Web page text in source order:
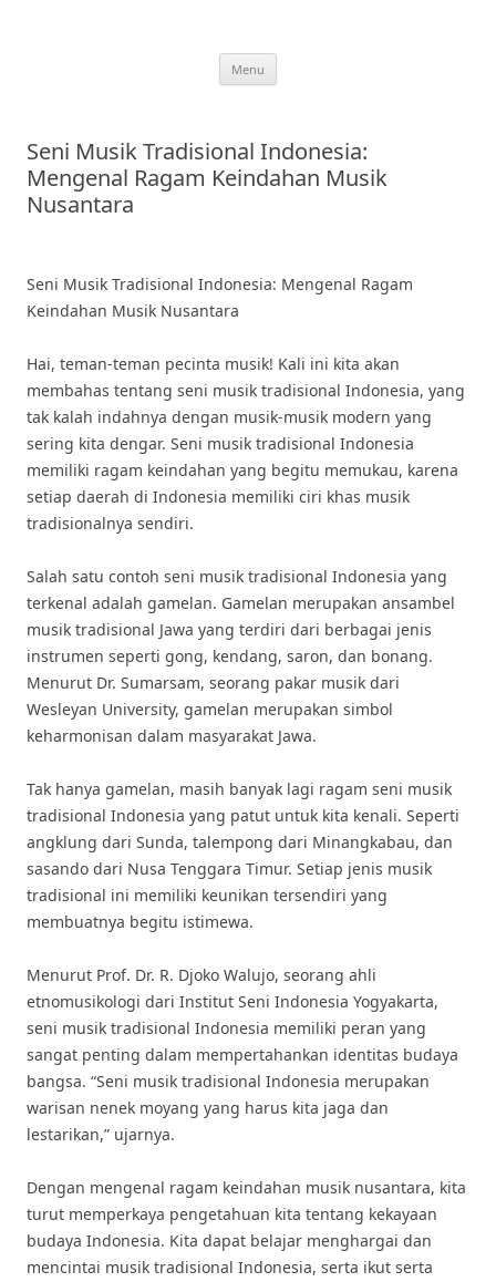
Menu
Seni Musik Tradisional Indonesia:
Mengenal Ragam Keindahan Musik
Nusantara
Seni Musik Tradisional Indonesia: Mengenal Ragam
Keindahan Musik Nusantara
Hai, teman-teman pecinta musik! Kali ini kita akan
membahas tentang seni musik tradisional Indonesia, yang
tak kalah indahnya dengan musik-musik modern yang
sering kita dengar. Seni musik tradisional Indonesia
memiliki ragam keindahan yang begitu memukau, karena
setiap daerah di Indonesia memiliki ciri khas musik
tradisionalnya sendiri.
Salah satu contoh seni musik tradisional Indonesia yang
terkenal adalah gamelan. Gamelan merupakan ansambel
musik tradisional Jawa yang terdiri dari berbagai jenis
instrumen seperti gong, kendang, saron, dan bonang.
Menurut Dr. Sumarsam, seorang pakar musik dari
Wesleyan University, gamelan merupakan simbol
keharmonisan dalam masyarakat Jawa.
Tak hanya gamelan, masih banyak lagi ragam seni musik
tradisional Indonesia yang patut untuk kita kenali. Seperti
angklung dari Sunda, talempong dari Minangkabau, dan
sasando dari Nusa Tenggara Timur. Setiap jenis musik
tradisional ini memiliki keunikan tersendiri yang
membuatnya begitu istimewa.
Menurut Prof. Dr. R. Djoko Walujo, seorang ahli
etnomusikologi dari Institut Seni Indonesia Yogyakarta,
seni musik tradisional Indonesia memiliki peran yang
sangat penting dalam mempertahankan identitas budaya
bangsa. “Seni musik tradisional Indonesia merupakan
warisan nenek moyang yang harus kita jaga dan
lestarikan,” ujarnya.
Dengan mengenal ragam keindahan musik nusantara, kita
turut memperkaya pengetahuan kita tentang kekayaan
budaya Indonesia. Kita dapat belajar menghargai dan
mencintai musik tradisional Indonesia, serta ikut serta